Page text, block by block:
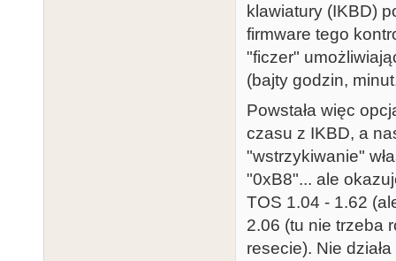
klawiatury (IKBD)
firmware tego
"ficzer"
(bajty godzin,
Powstała więc
czasu z IKBD, a
"wstrzykiwanie"
"0xB8"... ale
TOS 1.04 - 1.62
2.06 (tu nie trzeba
resecie). Nie